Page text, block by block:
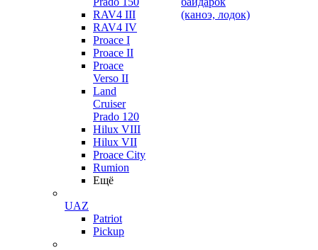
RAV4 III
RAV4 IV
Proace I
Proace II
Proace
Verso II
Land
Cruiser
Prado 120
Hilux VIII
Hilux VII
Proace City
Rumion
Ещё
UAZ
Patriot
Pickup
(каноэ, лодок)